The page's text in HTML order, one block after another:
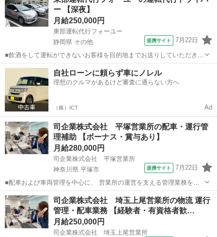
ー 【深夜】
月給250,000円
東部運転代行フォーユー
静岡県 その他
提携サイト 7月22日
■飲酒をして運転ができないお客様を目的地までお送りしていただきま
す。 ・お客様の自動車の運転 ・随伴自動車の運転 普通免許があれば
勤務可能です。 スキルアップを目指す人も大歓迎。 ★2種免許取得支
援制度あり 幹部候補も同...
静岡 その他 その他
自社ローンに頼らず車にノレル
理想のクルマがあるけど審査に通らない方へ
（株）ICT Ad
司企業株式会社 平塚営業所の配車・運行管
理補助 【ボーナス・賞与あり】
月給280,000円
司企業株式会社 平塚営業所
神奈川県 平塚市
提携サイト 7月22日
■配車および車両管理を中心に、 営業所の運営を支える管理業務を担
当します。 ■主な業務 ・配車計画の作成 ・車検、点検、整備スケジュ
ール管理 ・ディーラーや整備会社との調整 ・ドライバーの運行状況の
管理 ・突発案件への再調...
神奈川 平塚市 その他
司企業株式会社 埼玉上尾営業所の物流 運行
管理・配車業務 【経験者・有資格者歓…
月給250,000円
司企業株式会社 埼玉上尾営業所